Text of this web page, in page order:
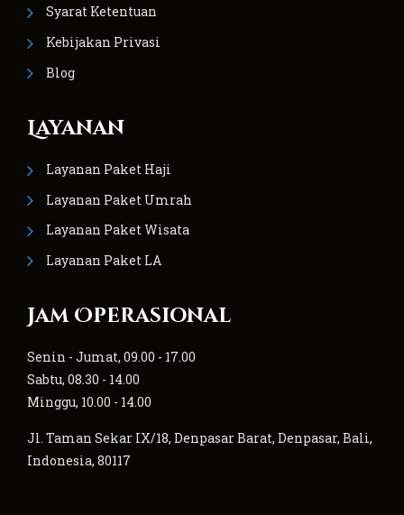
Syarat Ketentuan
Kebijakan Privasi
Blog
Layanan
Layanan Paket Haji
Layanan Paket Umrah
Layanan Paket Wisata
Layanan Paket LA
Jam Operasional
Senin - Jumat, 09.00 - 17.00
Sabtu, 08.30 - 14.00
Minggu, 10.00 - 14.00
Jl. Taman Sekar IX/18, Denpasar Barat, Denpasar, Bali,
Indonesia, 80117